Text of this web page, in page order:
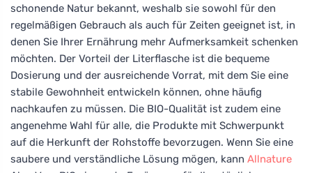
schonende Natur bekannt, weshalb sie sowohl für den
regelmäßigen Gebrauch als auch für Zeiten geeignet ist, in
denen Sie Ihrer Ernährung mehr Aufmerksamkeit schenken
möchten. Der Vorteil der Literflasche ist die bequeme
Dosierung und der ausreichende Vorrat, mit dem Sie eine
stabile Gewohnheit entwickeln können, ohne häufig
nachkaufen zu müssen. Die BIO-Qualität ist zudem eine
angenehme Wahl für alle, die Produkte mit Schwerpunkt
auf die Herkunft der Rohstoffe bevorzugen. Wenn Sie eine
saubere und verständliche Lösung mögen, kann Allnature